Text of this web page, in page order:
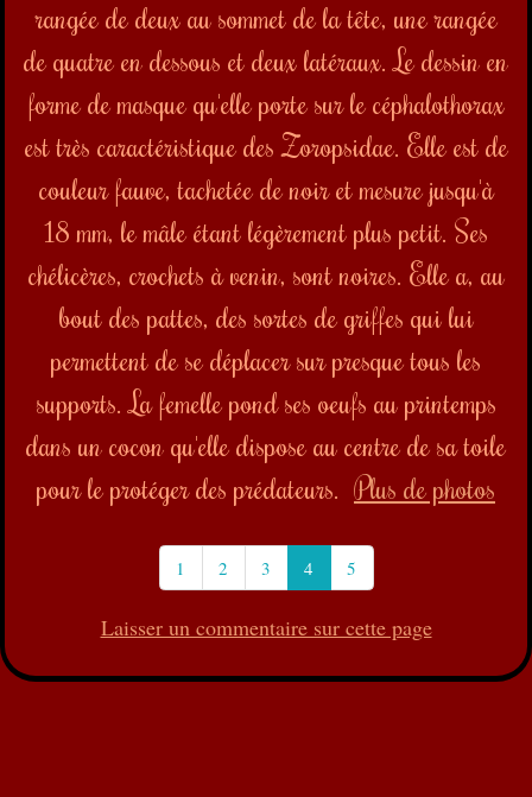
supports. La femelle pond ses oeufs au printemps
dans un cocon qu'elle dispose au centre de sa toile
pour le protéger des prédateurs.Plus de photos
1 2 3 4 5
Laisser un commentaire sur cette page